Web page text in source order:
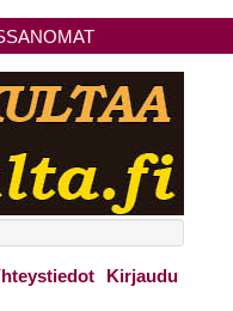
Kirjaudu